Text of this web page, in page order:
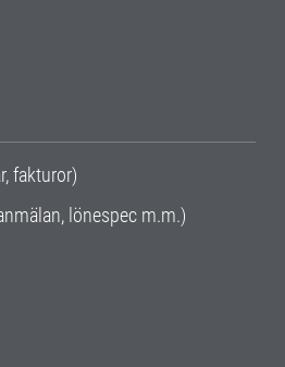
fakturor)
lönespec m.m.)